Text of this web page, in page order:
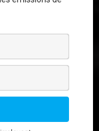
des timbres-